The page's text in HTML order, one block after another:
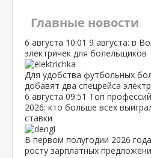
Главные новости
6 августа 10:01 9 августа: в
электричек для болельщиков
Для удобства футбольных
добавят два спецрейса
6 августа 09:51 Топ
2026: кто больше всех
ставки
В первом полугодии 2026
росту зарплатных